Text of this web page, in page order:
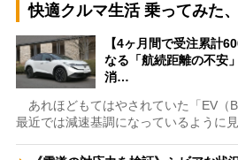
快適クルマ生活 乗ってみた
【4ヶ月間で受注累計
なる「航続距離の不安
消…
あれほどもてはやされていた「EV（
最近では減速基調になっているように